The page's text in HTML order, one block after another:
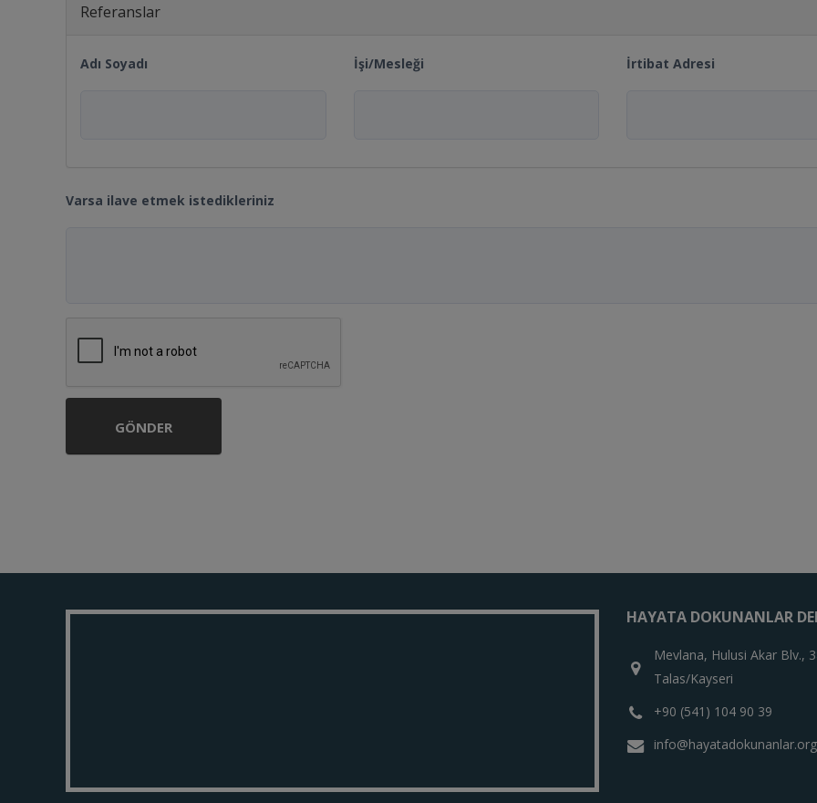
Referanslar
Adı Soyadı İşi/Mesleği İrtibat Adresi
Varsa ilave etmek istedikleriniz
HAYATA DOKUNANLAR
Mevlana, Hulusi Akar Blv.,
Talas/Kayseri
+90 (541) 104 90 39
info@hayatadokunanlar.org